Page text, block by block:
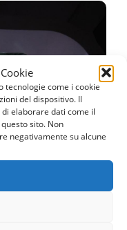
tecnologie come i cookie
del dispositivo. Il
elaborare dati come il
sito. Non
negativamente su alcune